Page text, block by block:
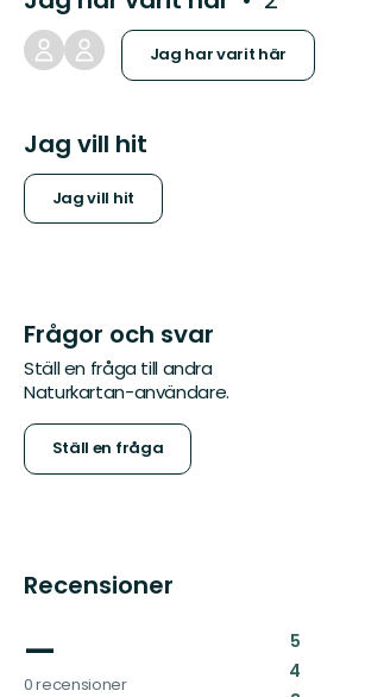
Jag har varit här
Jag vill hit
Jag vill hit
Frågor och svar
Ställ en fråga till andra
Naturkartan-användare.
Ställ en fråga
Recensioner
—
0 recensioner
5:
4: